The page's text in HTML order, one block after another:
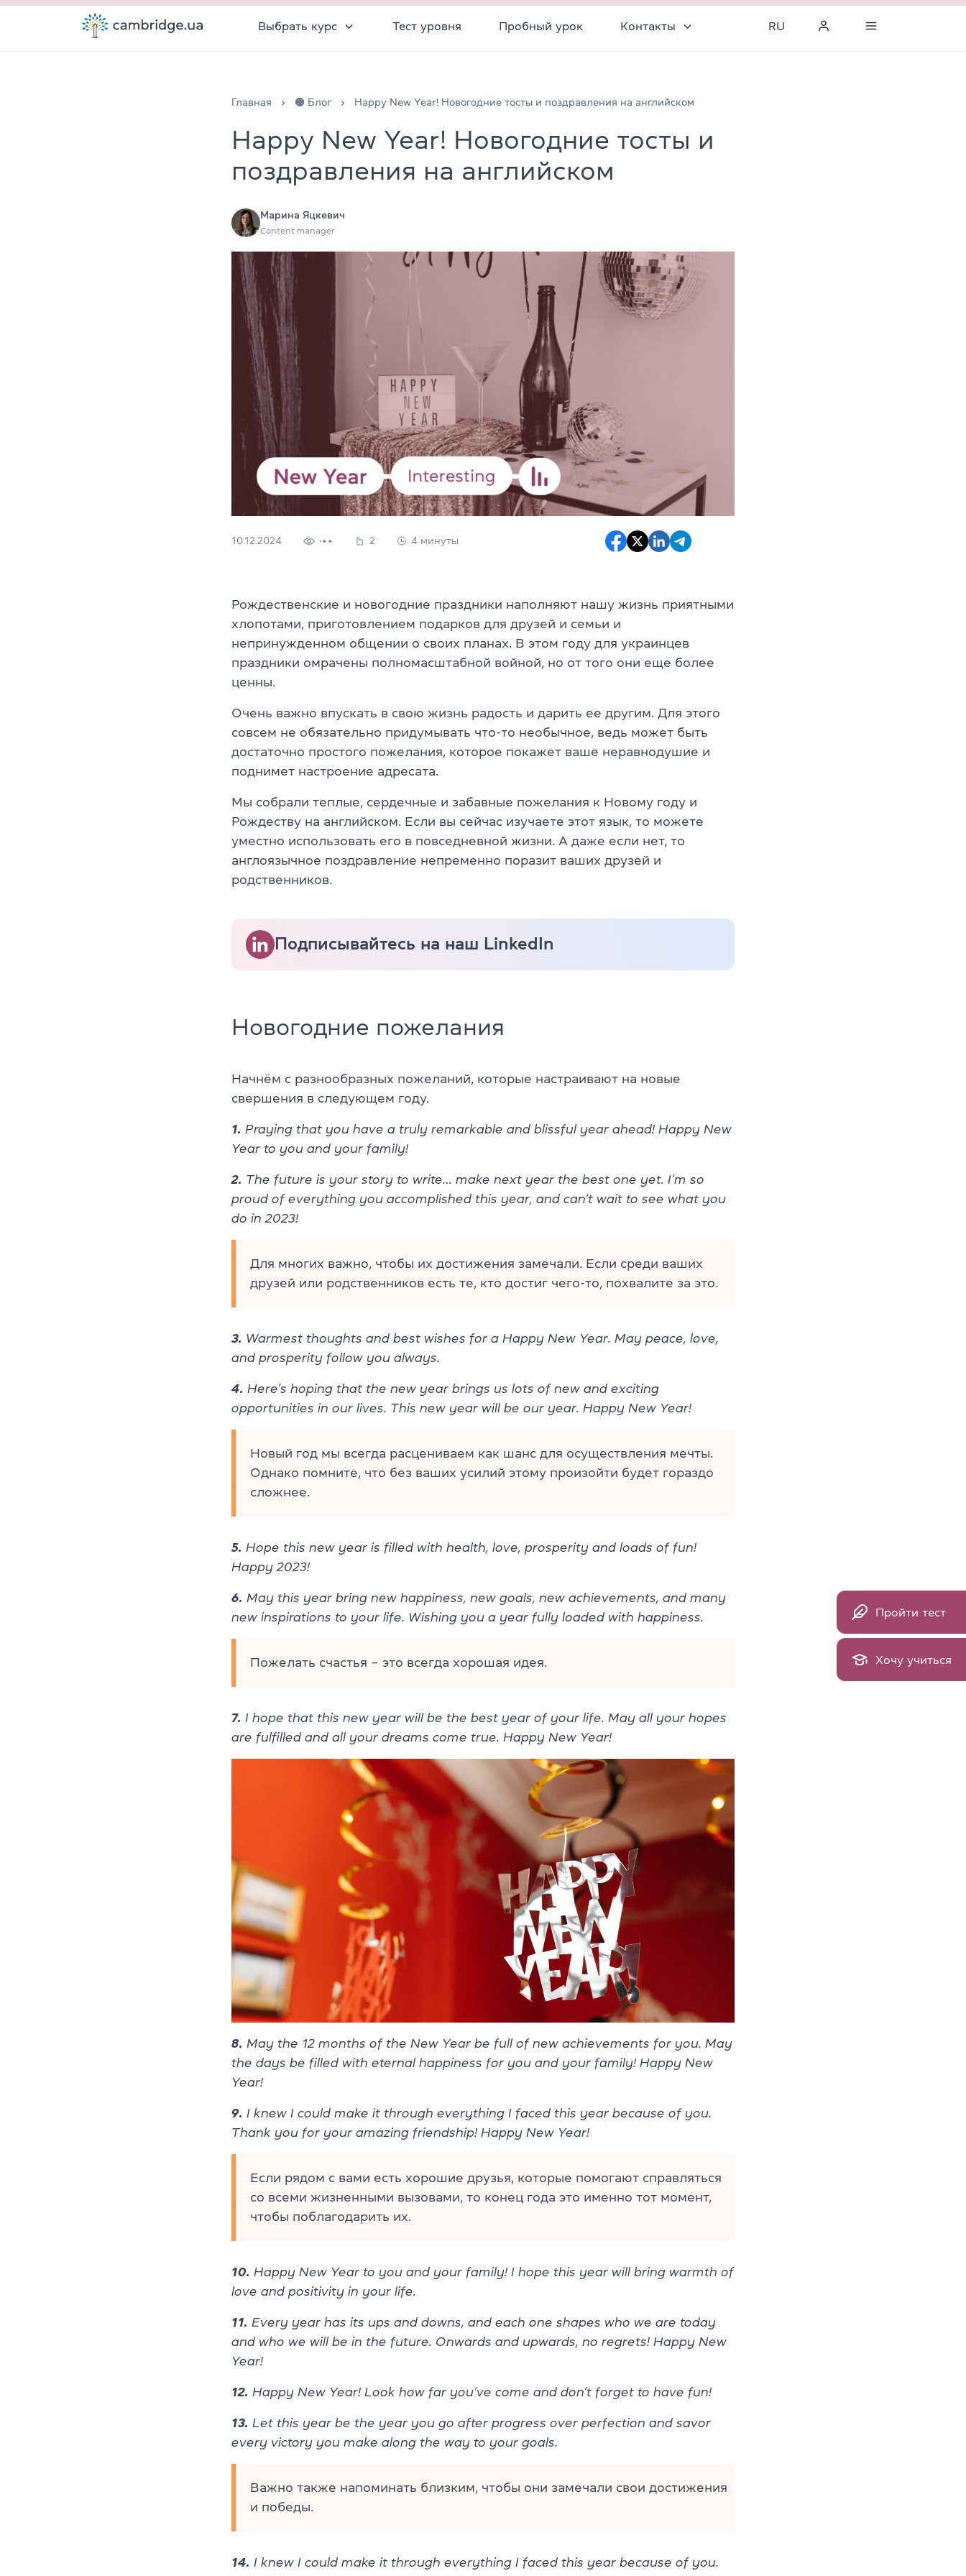
Выбрать курс Тест уровня Пробный урок Контакты RU
Главная 🟠 Блог Happy New Year! Новогодние тосты и поздравления на английском
Happy New Year! Новогодние тосты и
поздравления на английском
Марина Яцкевич
Content manager
10.12.2024 2 4 минуты
Рождественские и новогодние праздники наполняют нашу жизнь приятными
хлопотами, приготовлением подарков для друзей и семьи и
непринужденном общении о своих планах. В этом году для украинцев
праздники омрачены полномасштабной войной, но от того они еще более
ценны.
Очень важно впускать в свою жизнь радость и дарить ее другим. Для этого
совсем не обязательно придумывать что-то необычное, ведь может быть
достаточно простого пожелания, которое покажет ваше неравнодушие и
поднимет настроение адресата.
Мы собрали теплые, сердечные и забавные пожелания к Новому году и
Рождеству на английском. Если вы сейчас изучаете этот язык, то можете
уместно использовать его в повседневной жизни. А даже если нет, то
англоязычное поздравление непременно поразит ваших друзей и
родственников.
Подписывайтесь на наш LinkedIn
Новогодние пожелания
Начнём с разнообразных пожеланий, которые настраивают на новые
свершения в следующем году.
1. Praying that you have a truly remarkable and blissful year ahead! Happy New
Year to you and your family!
2. The future is your story to write… make next year the best one yet. I’m so
proud of everything you accomplished this year, and can’t wait to see what you
do in 2023!
Для многих важно, чтобы их достижения замечали. Если среди ваших
друзей или родственников есть те, кто достиг чего-то, похвалите за это.
3. Warmest thoughts and best wishes for a Happy New Year. May peace, love,
and prosperity follow you always.
4. Here’s hoping that the new year brings us lots of new and exciting
opportunities in our lives. This new year will be our year. Happy New Year!
Новый год мы всегда расцениваем как шанс для осуществления мечты.
Однако помните, что без ваших усилий этому произойти будет гораздо
сложнее.
5. Hope this new year is filled with health, love, prosperity and loads of fun!
Happy 2023!
6. May this year bring new happiness, new goals, new achievements, and many
new inspirations to your life. Wishing you a year fully loaded with happiness.
Пожелать счастья – это всегда хорошая идея.
7. I hope that this new year will be the best year of your life. May all your hopes
are fulfilled and all your dreams come true. Happy New Year!
8. May the 12 months of the New Year be full of new achievements for you. May
the days be filled with eternal happiness for you and your family! Happy New
Year!
9. I knew I could make it through everything I faced this year because of you.
Thank you for your amazing friendship! Happy New Year!
Если рядом с вами есть хорошие друзья, которые помогают справляться
со всеми жизненными вызовами, то конец года это именно тот момент,
чтобы поблагодарить их.
10. Happy New Year to you and your family! I hope this year will bring warmth of
love and positivity in your life.
11. Every year has its ups and downs, and each one shapes who we are today
and who we will be in the future. Onwards and upwards, no regrets! Happy New
Year!
12. Happy New Year! Look how far you’ve come and don’t forget to have fun!
13. Let this year be the year you go after progress over perfection and savor
every victory you make along the way to your goals.
Важно также напоминать близким, чтобы они замечали свои достижения
и победы.
14. I knew I could make it through everything I faced this year because of you.
Пройти тест
Хочу учиться